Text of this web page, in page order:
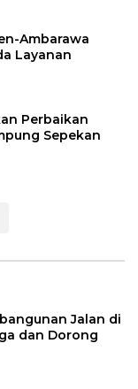
Ambarawa
Layanan
Perbaikan
Sepekan
Jalan di
dan Dorong